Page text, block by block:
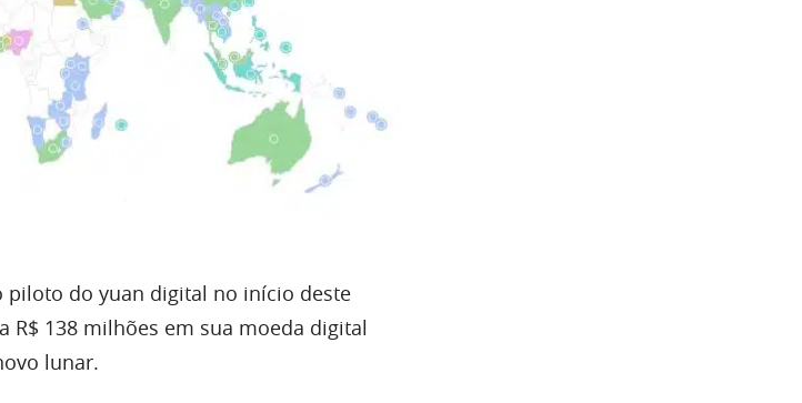
piloto do yuan digital no início deste
138 milhões em sua moeda digital
lunar.